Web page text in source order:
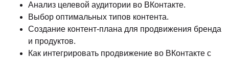
Анализ целевой аудитории во ВКонтакте.
Выбор оптимальных типов контента.
Создание контент-плана для продвижения бренда
и продуктов.
Как интегрировать продвижение во ВКонтакте с